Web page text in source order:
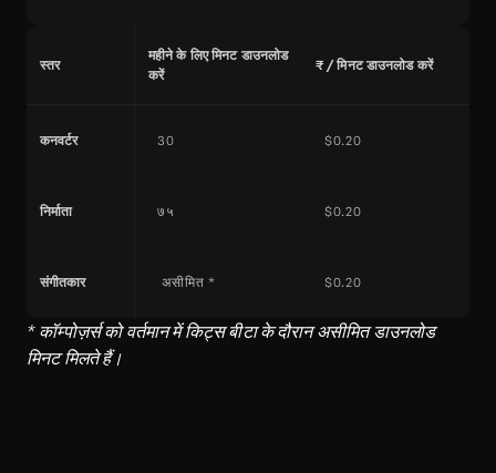
स्तर
कनवर्टर
निर्माता
संगीतकार
महीने के लिए मिनट डाउनलोड
करें
30
७५
असीमित *
₹ / मिनट डाउनलोड करें
$0.20
$0.20
$0.20
* कॉम्पोज़र्स को वर्तमान में किट्स बीटा के दौरान असीमित डाउनलोड
मिनट मिलते हैं।